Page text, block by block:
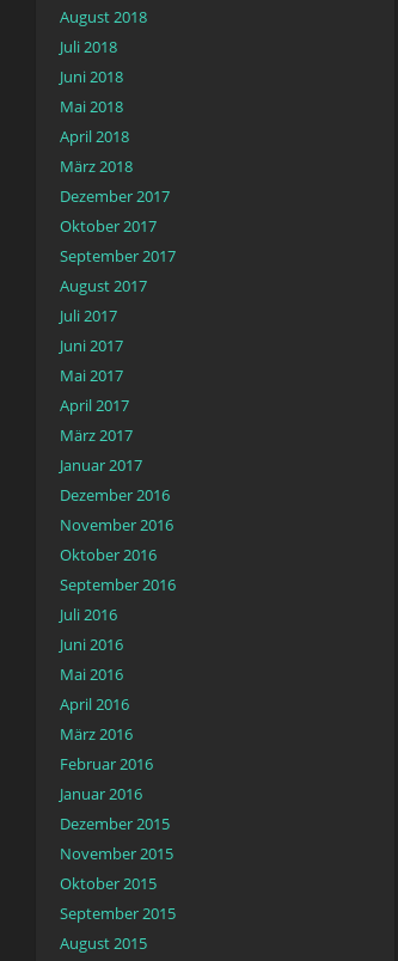
August 2018
Juli 2018
Juni 2018
Mai 2018
April 2018
März 2018
Dezember 2017
Oktober 2017
September 2017
August 2017
Juli 2017
Juni 2017
Mai 2017
April 2017
März 2017
Januar 2017
Dezember 2016
November 2016
Oktober 2016
September 2016
Juli 2016
Juni 2016
Mai 2016
April 2016
März 2016
Februar 2016
Januar 2016
Dezember 2015
November 2015
Oktober 2015
September 2015
August 2015